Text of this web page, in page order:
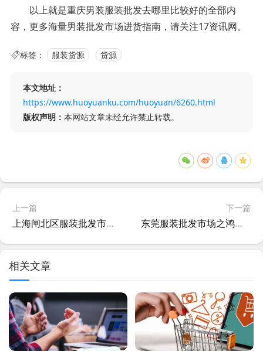
以上就是重庆男装服装批发去哪里比较好的全部内
容，更多海量男装批发市场进货指南，请关注17资讯网。
标签： 服装货源 货源
本文地址：
https://www.huoyuanku.com/huoyuan/6260.html
版权声明： 本网站文章未经允许禁止转载。
上一篇
上海闸北区服装批发市场——兰城盛装、圣和圣
下一篇
东莞服装批发市场之鸿箭金口、七彩
相关文章